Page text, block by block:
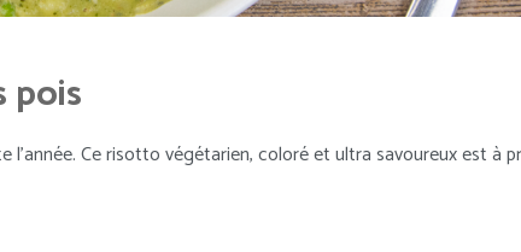
pois
Ce risotto végétarien, coloré et ultra savoureux est à